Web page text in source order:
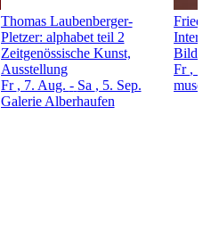
Thomas Laubenberger-
Pletzer: alphabet teil 2
Zeitgenössische Kunst,
Ausstellung
Fr , 7. Aug. - Sa , 5. Sep.
Galerie Alberhaufen
Fr , 7.